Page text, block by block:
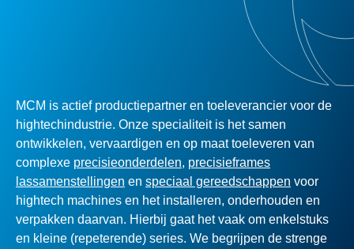
MCM is actief productiepartner en toeleverancier voor de
hightechindustrie. Onze specialiteit is het samen
ontwikkelen, vervaardigen en op maat toeleveren van
complexe precisieonderdelen, precisieframes
lassamenstellingen en speciaal gereedschappen voor
hightech machines en het installeren, onderhouden en
verpakken daarvan. Hierbij gaat het vaak om enkelstuks
en kleine (repeterende) series. We begrijpen de strenge